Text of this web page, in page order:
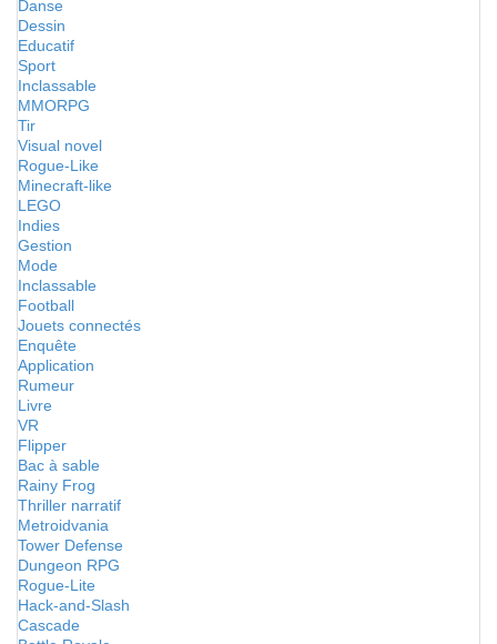
Danse
Dessin
Educatif
Sport
Inclassable
MMORPG
Tir
Visual novel
Rogue-Like
Minecraft-like
LEGO
Indies
Gestion
Mode
Inclassable
Football
Jouets connectés
Enquête
Application
Rumeur
Livre
VR
Flipper
Bac à sable
Rainy Frog
Thriller narratif
Metroidvania
Tower Defense
Dungeon RPG
Rogue-Lite
Hack-and-Slash
Cascade